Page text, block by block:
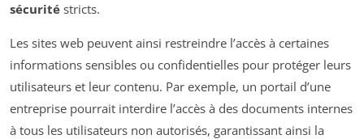
sécurité stricts.
Les sites web peuvent ainsi restreindre l’accès à certaines
informations sensibles ou confidentielles pour protéger leurs
utilisateurs et leur contenu. Par exemple, un portail d’une
entreprise pourrait interdire l’accès à des documents internes
à tous les utilisateurs non autorisés, garantissant ainsi la